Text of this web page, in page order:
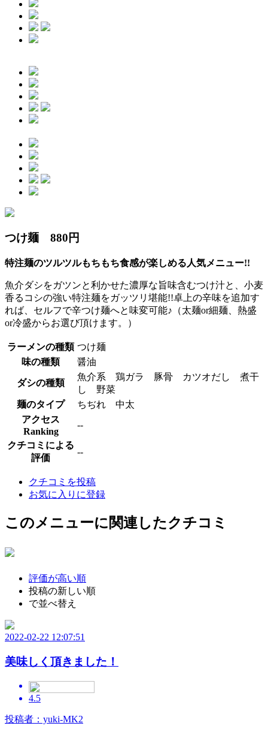
つけ麺 880円
特注麺のツルツルもちもち食感が楽しめる人気メニュー!!
魚介ダシをガツンと利かせた濃厚な旨味含むつけ汁と、小麦
香るコシの強い特注麺をガッツリ堪能!!卓上の辛味を追加す
れば、セルフで辛つけ麺へと味変可能♪（太麺or細麺、熱盛
or冷盛からお選び頂けます。）
ラーメンの種類 つけ麺
味の種類
醤油
ダシの種類
魚介系 鶏ガラ 豚骨 カツオだし 煮干
し 野菜
麺のタイプ
ちぢれ 中太
アクセス
Ranking
--
クチコミによる
評価
--
クチコミを投稿
お気に入りに登録
このメニューに関連したクチコミ
評価が高い順
投稿の新しい順
で並べ替え
2022-02-22 12:07:51
美味しく頂きました！
4.5
投稿者：yuki-MK2